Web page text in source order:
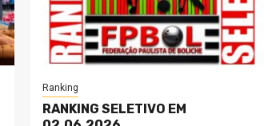
Ranking
RANKING SELETIVO EM